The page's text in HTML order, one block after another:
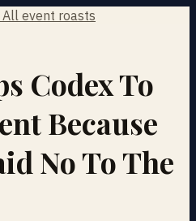
event roasts
Codex To
Because
No To The